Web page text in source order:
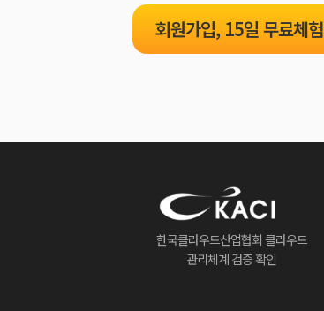
회원가입, 15일 무료체험
한국클라우드산업협회 클라우드
관리체계 검증 확인